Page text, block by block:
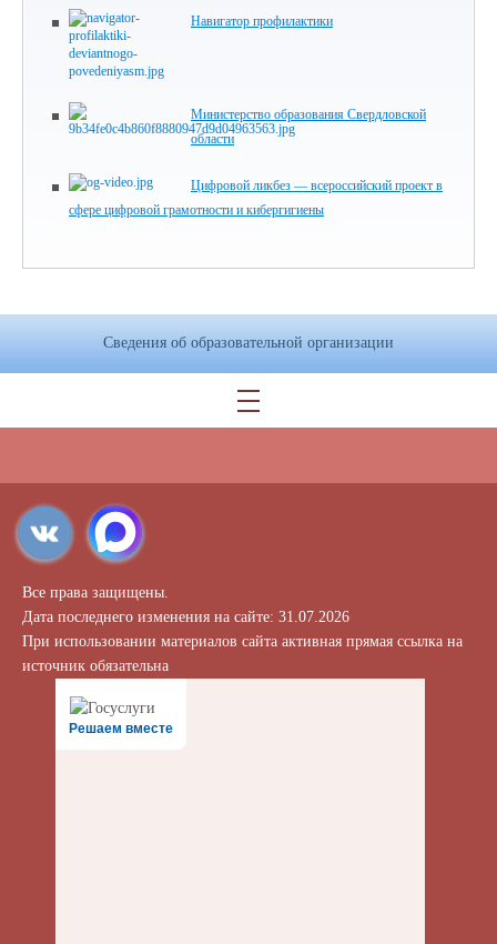
Навигатор профилактики
Министерство образования Свердловской
области
Цифровой ликбез — всероссийский проект в
сфере цифровой грамотности и кибергигиены
Сведения об образовательной организации
Все права защищены.
Дата последнего изменения на сайте: 31.07.2026
При использовании материалов сайта активная прямая ссылка на
источник обязательна
Решаем вместе